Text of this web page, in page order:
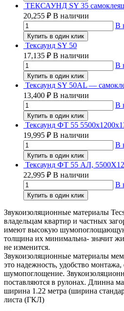
ТЕКСАУНД SY 35
20,255 ₽ В наличии
В
Купить в один клик
Тексаунд SY 50
17,135 ₽ В наличии
В
Купить в один клик
Тексаунд SY 50AL —
13,400 ₽ В наличии
В
Купить в один клик
Тексаунд ФТ 55
19,995 ₽ В наличии
В
Купить в один клик
Тексаунд ФТ 55 АЛ,
22,995 ₽ В наличии
В
Купить в один клик
Звукоизоляционные материалы
владельцам квартир и частных
имеют высокую
толщина их минимальна- значит
не изменится.
Звукоизоляционные материалы
это надежность, удобство монтажа,
шумопоглощение.
поставляются в рулонах. Длинна
ширина 1.22 метра (ширина
листа (ГКЛ)